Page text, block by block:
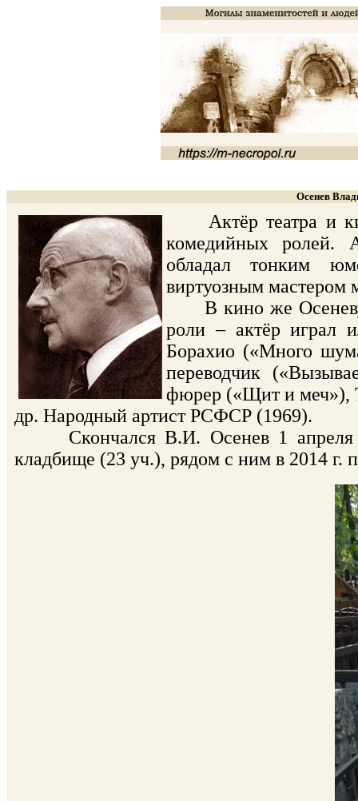
Осенев
Актёр театра и
комедийных ролей.
обладал тонким
виртуозным мастером
В кино же Осеневу
роли – актёр играл
Борахио («Много
переводчик
фюрер («Щит и меч»),
др. Народный артист РСФСР (1969).
Скончался В.И. Осенев 1 апреля
кладбище (23 уч.), рядом с ним в 2014 г.